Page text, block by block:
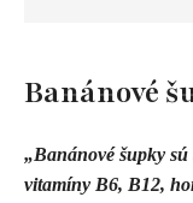
Banánové
„Banánové šupky
vitamíny B6, B12,